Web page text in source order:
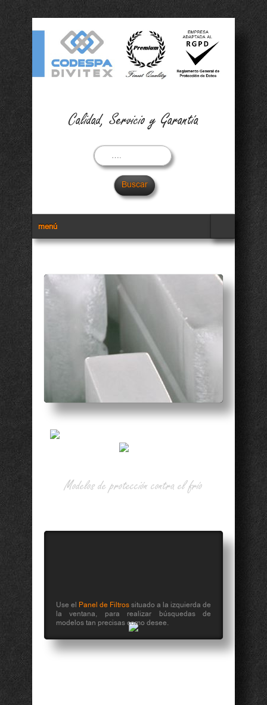
Calidad, Servicio y Garantía
Menu Secundario
menú
Modelos de protección contra el frío
Use el Panel de Filtrossituado a la izquierda de
la ventana, para realizar búsquedas de
modelos tan precisas como desee.